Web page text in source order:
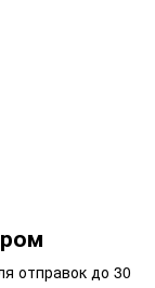
отправок до 30